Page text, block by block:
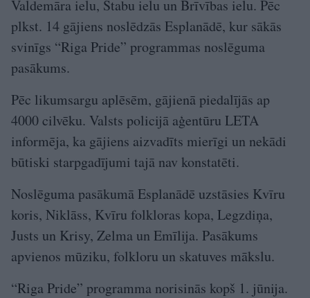
Valdemāra ielu, Stabu ielu un Brīvības ielu. Pēc
plkst. 14 gājiens noslēdzās Esplanādē, kur sākās
svinīgs “Riga Pride” programmas noslēguma
pasākums.
Pēc likumsargu aplēsēm, gājienā piedalījās ap
4000 cilvēku. Valsts policijā aģentūru LETA
informēja, ka gājiens aizvadīts mierīgi un nekādi
būtiski starpgadījumi tajā nav konstatēti.
Noslēguma pasākumā Esplanādē uzstāsies Kvīru
koris, Niklāss, Kvīru folkloras kopa, Legzdiņa,
Justs un Krisy, Zelma un Emīlija. Pasākums
apvienos mūziku, folkloru un skatuves mākslu.
“Riga Pride” programma norisinās kopš 1. jūnija.